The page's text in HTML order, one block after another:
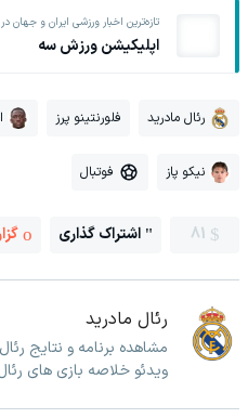
تازه‌ترین اخبار ورزشی ایران و جهان در
اپلیکیشن ورزش سه
رئال مادرید فلورنتینو پرز
نیکو پاز فوتبال
81 اشتراک گذاری
رئال مادرید
مشاهده برنامه و نتایج
ویدئو خلاصه بازی های